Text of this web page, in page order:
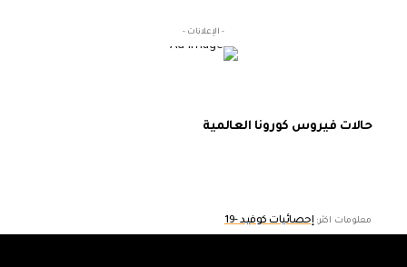
- الإعلانات -
حالات فيروس كورونا العالمية
معلومات اكثر: إحصائيات كوفيد -19